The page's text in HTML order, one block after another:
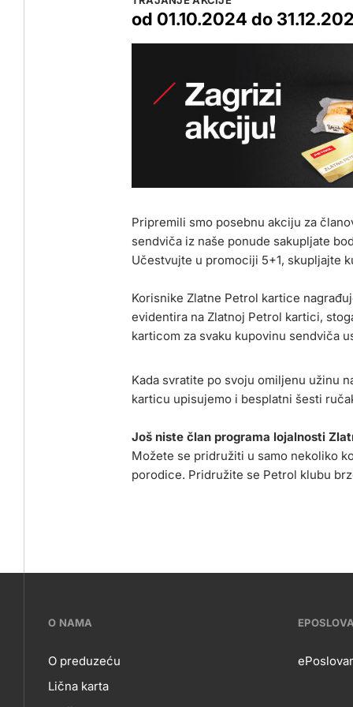
od 01.10.2024 do
Pripremili smo posebnu akciju za
sendviča iz naše ponude sakupljate
Učestvujte u promociji 5+1, skupljajte
Korisnike Zlatne Petrol kartice
evidentira na Zlatnoj Petrol kartici,
karticom za svaku kupovinu sendviča
Kada svratite po svoju omiljenu užinu
karticu upisujemo i besplatni šesti
Još niste član programa lojalnosti
Možete se pridružiti u samo nekoliko
porodice. Pridružite se Petrol klubu
???
petrol-
skupno.footer-
O NAMA
O preduzeću
Lična karta